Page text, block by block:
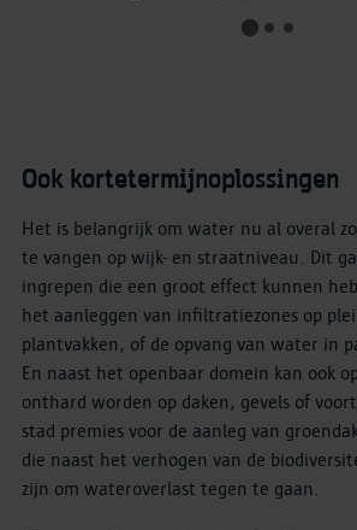
Ook kortetermijnoplossingen
Het is belangrijk om water nu al overal
te vangen op wijk- en straatniveau. Dit
ingrepen die een groot effect kunnen
het aanleggen van infiltratiezones op
plantvakken, of de opvang van water in
En naast het openbaar domein kan ook
onthard worden op daken, gevels of
stad premies voor de aanleg van
die naast het verhogen van de
zijn om wateroverlast tegen te gaan.